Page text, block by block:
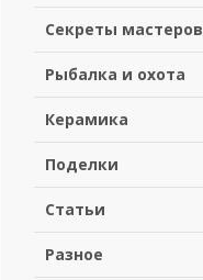
Секреты мастеров
Рыбалка и охота
Керамика
Поделки
Статьи
Разное